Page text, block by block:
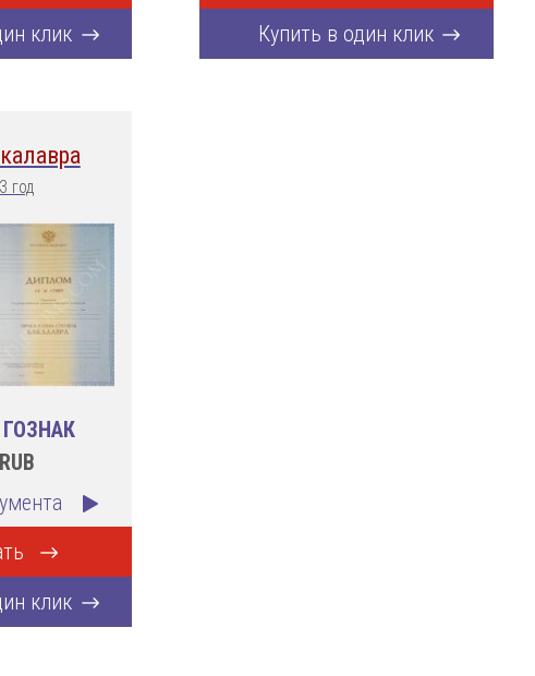
клик
Купить в один клик
год
RUB
клик